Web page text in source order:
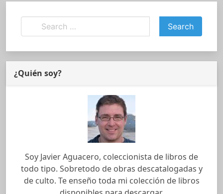
¿Quién soy?
Soy Javier Aguacero, coleccionista de libros de
todo tipo. Sobretodo de obras descatalogadas y
de culto. Te enseño toda mi colección de libros